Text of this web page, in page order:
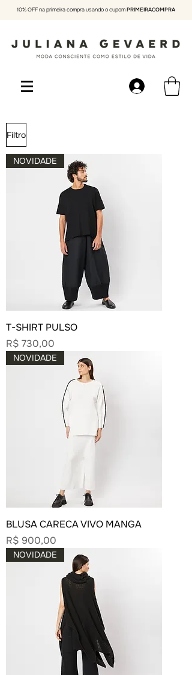
10% OFF na primeira compra usando o cupomPRIMEIRACOMPRA
Filtro
NOVIDADE
T-SHIRT PULSO
Preço
R$ 730,00
NOVIDADE
BLUSA CARECA VIVO MANGA
Preço
R$ 900,00
NOVIDADE